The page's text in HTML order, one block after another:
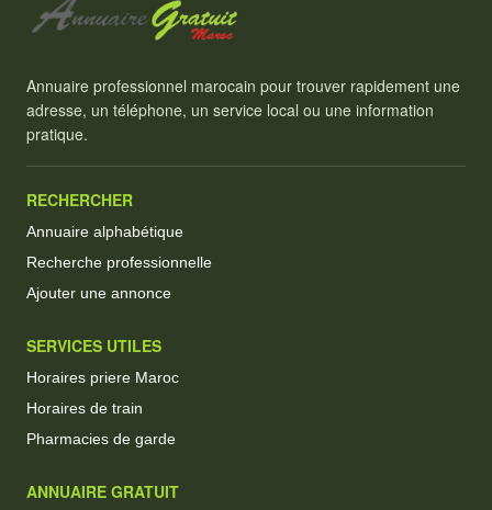
Annuaire professionnel marocain pour trouver rapidement une
adresse, un téléphone, un service local ou une information
pratique.
RECHERCHER
Annuaire alphabétique
Recherche professionnelle
Ajouter une annonce
SERVICES UTILES
Horaires priere Maroc
Horaires de train
Pharmacies de garde
ANNUAIRE GRATUIT